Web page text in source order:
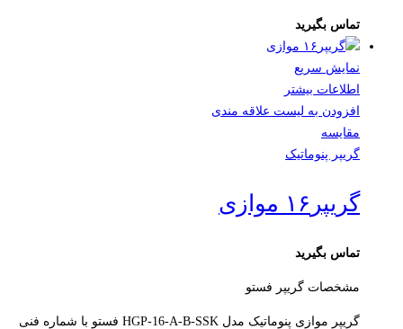
تماس بگیرید
نمایش سریع
اطلاعات بیشتر
افزودن به لیست علاقه مندی
مقایسه
گریپر پنوماتیک
گریپر۱۶ موازی
تماس بگیرید
مشخصات گریپر فستو
گریپر موازی پنوماتیک مدل HGP-16-A-B-SSK فستو با شماره فنی